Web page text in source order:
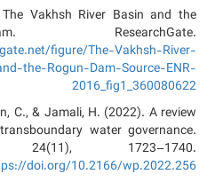
Vakhsh River Basin and the
ResearchGate.
figure/The-Vakhsh-River-
the-Rogun-Dam-Source-ENR-
2016_fig1_360080622
C., & Jamali, H. (2022). A review
water governance.
1723–1740.
doi.org/10.2166/wp.2022.256